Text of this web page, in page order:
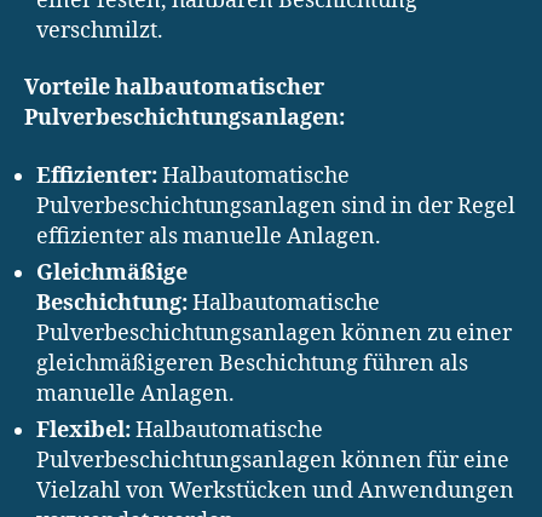
verschmilzt.
Vorteile halbautomatischer
Pulverbeschichtungsanlagen:
Effizienter:Halbautomatische
Pulverbeschichtungsanlagen sind in der Regel
effizienter als manuelle Anlagen.
Gleichmäßige
Beschichtung:Halbautomatische
Pulverbeschichtungsanlagen können zu einer
gleichmäßigeren Beschichtung führen als
manuelle Anlagen.
Flexibel:Halbautomatische
Pulverbeschichtungsanlagen können für eine
Vielzahl von Werkstücken und Anwendungen